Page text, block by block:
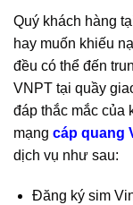
Quý khách hàng
hay muốn khiếu
đều có thể đến
VNPT tại quầy
đáp thắc mắc của
mạng cáp quang
dịch vụ như sau:
Đăng ký sim